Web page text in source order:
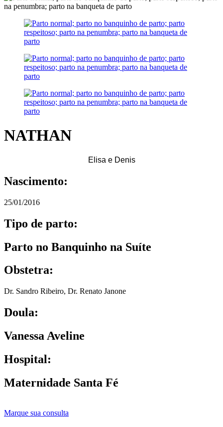
NATHAN
Elisa e Denis
Nascimento:
25/01/2016
Tipo de parto:
Parto no Banquinho na Suíte
Obstetra:
Dr. Sandro Ribeiro, Dr. Renato Janone
Doula:
Vanessa Aveline
Hospital:
Maternidade Santa Fé
Marque sua consulta